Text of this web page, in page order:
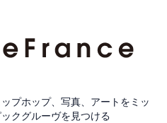
プホップ、写真、アートをミッ
クグルーヴを見つける